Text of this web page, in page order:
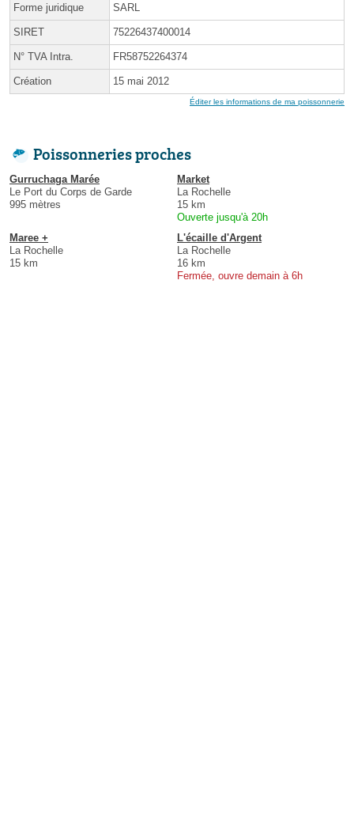
Forme juridique SARL
SIRET 75226437400014
N° TVA Intra. FR58752264374
Création 15 mai 2012
Éditer les informations de ma poissonnerie
Poissonneries proches
Gurruchaga Marée
Le Port du Corps de Garde
995 mètres
Market
La Rochelle
15 km
Ouverte jusqu'à 20h
Maree +
La Rochelle
15 km
L'écaille d'Argent
La Rochelle
16 km
Fermée, ouvre demain à 6h